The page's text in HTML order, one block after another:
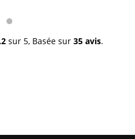
à très bientôt inchallah.
sur 5, Basée sur 35 avis.